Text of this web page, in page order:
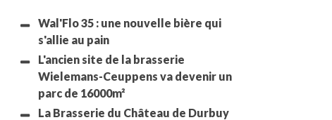
Wal'Flo 35 : une nouvelle bière qui
s'allie au pain
L'ancien site de la brasserie
Wielemans-Ceuppens va devenir un
parc de 16000m²
La Brasserie du Château de Durbuy